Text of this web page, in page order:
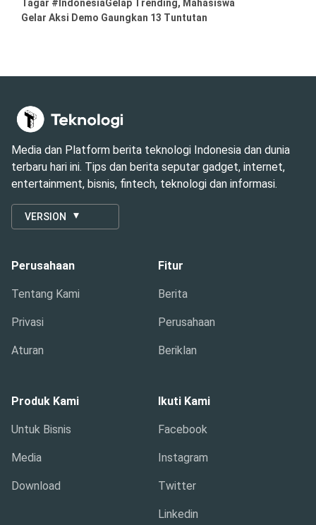
Tagar #IndonesiaGelap Trending, Mahasiswa
Gelar Aksi Demo Gaungkan 13 Tuntutan
Media dan Platform berita teknologi Indonesia dan dunia
terbaru hari ini. Tips dan berita seputar gadget, internet,
entertainment, bisnis, fintech, teknologi dan informasi.
VERSION
Perusahaan
Tentang Kami
Privasi
Aturan
Fitur
Berita
Perusahaan
Beriklan
Produk Kami
Untuk Bisnis
Media
Download
Ikuti Kami
Facebook
Instagram
Twitter
Linkedin